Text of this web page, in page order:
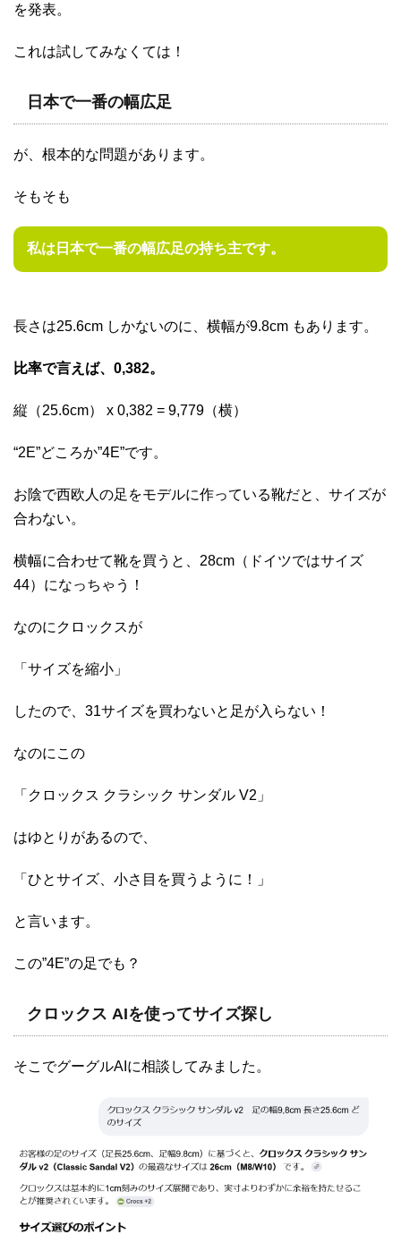
を発表。
これは試してみなくては！
日本で一番の幅広足
が、根本的な問題があります。
そもそも
私は日本で一番の幅広足の持ち主です。
長さは25.6cm しかないのに、横幅が9.8cm もあります。
比率で言えば、0,382。
縦（25.6cm） x 0,382 = 9,779（横）
“2E”どころか”4E”です。
お陰で西欧人の足をモデルに作っている靴だと、サイズが
合わない。
横幅に合わせて靴を買うと、28cm（ドイツではサイズ
44）になっちゃう！
なのにクロックスが
「サイズを縮小」
したので、31サイズを買わないと足が入らない！
なのにこの
「クロックス クラシック サンダル V2」
はゆとりがあるので、
「ひとサイズ、小さ目を買うように！」
と言います。
この”4E”の足でも？
クロックス AIを使ってサイズ探し
そこでグーグルAIに相談してみました。